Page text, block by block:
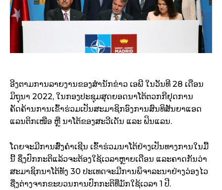
ອີງຕາມການລາຍງານຂອງສຳນັກຂ່າວ ເອພີ ໃນວັນທີ 28 ເດືອນ
ມິຖຸນາ 2022, ໃນກອງປະຊຸມສຸດຍອດນາໂຕ້ຕວກກີຢຸດການ
ຄັດຄ້ານການເຂົ້າຮ່ວມເປັນສະມາຊິກອົງການສົນທິສັນຍາແອດ
ແລນຕິກເໜືອ ຫຼື ນາໂຕ້ຂອງສະວີເດັນ ແລະ ຟິນແລນ.
ໂດຍຈະມີການສົ່ງຄຳເຊີນ ເຂົ້າຮ່ວມນາໂຕ້ຢ່າງເປັນທາງການໃນມື້
ນີ້ ຊຶ່ງປົກກະຕິແລ້ວຈະຕ້ອງໃຊ້ເວລາຫຼາຍເດືອນ ແລະຄາດກັນວ່າ
ສະມາຊິກນາໂຕ້ທັງ 30 ປະເທດຈະມີການພິຈາລະນາຢ່າງວ່ອງໄວ
ຊື່ງຕ່າງຈາກຂະບວນການປົກກະຕິທີ່ມັກໃຊ້ເວລາ 1 ປີ.